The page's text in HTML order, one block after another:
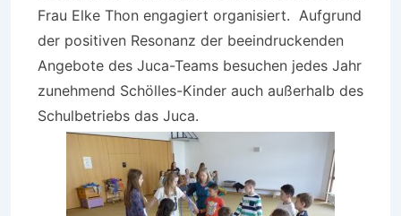
Frau Elke Thon engagiert organisiert. Aufgrund
der positiven Resonanz der beeindruckenden
Angebote des Juca-Teams besuchen jedes Jahr
zunehmend Schölles-Kinder auch außerhalb des
Schulbetriebs das Juca.